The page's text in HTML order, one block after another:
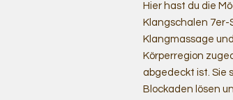
Hier hast du die
Klangschalen 7er-
Klangmassage
Körperregion
abgedeckt ist. Sie
Blockaden lösen